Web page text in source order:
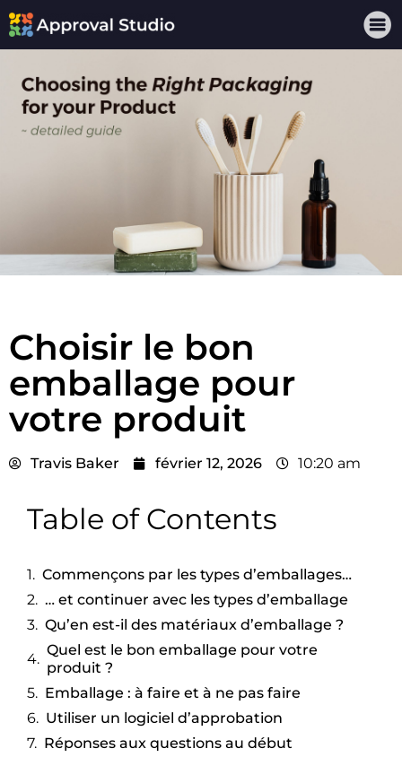
Choisir le bon
emballage pour
votre produit
Travis Baker février 12, 2026 10:20 am
Table of Contents
Commençons par les types d’emballages…
… et continuer avec les types d’emballage
Qu’en est-il des matériaux d’emballage ?
Quel est le bon emballage pour votre
produit ?
Emballage : à faire et à ne pas faire
Utiliser un logiciel d’approbation
Réponses aux questions au début